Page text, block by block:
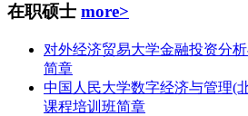
在职硕士 more>
对外经济贸易大学金融投资分
简章
中国人民大学数字经济与管理(
课程培训班简章